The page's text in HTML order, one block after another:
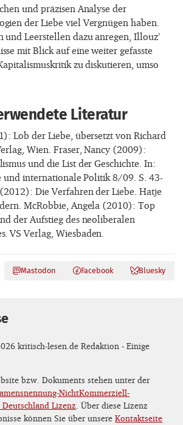
und präzisen Analyse der
der Liebe viel Vergnügen haben.
und Leerstellen dazu anregen, Illouz’
mit Blick auf eine weiter gefasste
zu diskutieren, umso
Literatur
Lob der Liebe, übersetzt von Richard
Wien. Fraser, Nancy (2009):
und die List der Geschichte. In:
und internationale Politik 8/09. S. 43-
Die Verfahren der Liebe. Hatje
McRobbie, Angela (2010): Top
der Aufstieg des neoliberalen
VS Verlag, Wiesbaden.
Mastodon Facebook Bluesky
kritisch-lesen.de Redaktion - Einige
bzw. Dokuments stehen unter der
NichtKommerziell-
Lizenz . Über diese Lizenz
können Sie über unsereKontaktseite